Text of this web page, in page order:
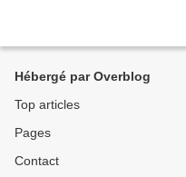
Hébergé par Overblog
Top articles
Pages
Contact